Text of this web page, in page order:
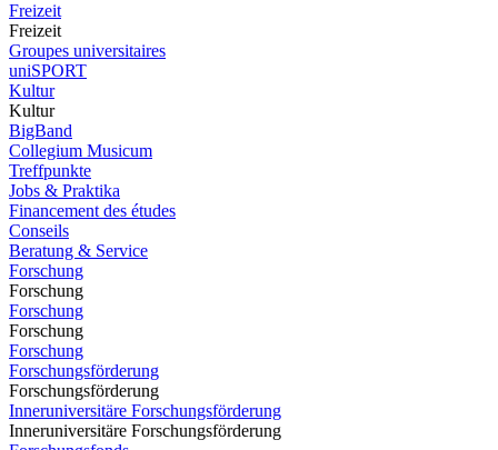
Freizeit
Freizeit
Groupes universitaires
uniSPORT
Kultur
Kultur
BigBand
Collegium Musicum
Treffpunkte
Jobs & Praktika
Financement des études
Conseils
Beratung & Service
Forschung
Forschung
Forschung
Forschung
Forschung
Forschungsförderung
Forschungsförderung
Inneruniversitäre Forschungsförderung
Inneruniversitäre Forschungsförderung